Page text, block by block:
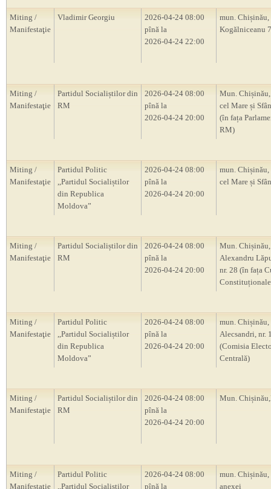
Miting /
Manifestaţie
Vladimir Georgiu
2026-04-24 08:00
pînă la
2026-04-24 22:00
mun. Chișinău,
Kogălniceanu
Miting /
Manifestaţie
Partidul Socialiștilor din
RM
2026-04-24 08:00
pînă la
2026-04-24 20:00
Mun.
cel Mare și
(în fața
RM)
Miting /
Manifestaţie
Partidul Politic
,,Partidul Socialiștilor
din Republica
Moldova”
2026-04-24 08:00
pînă la
2026-04-24 20:00
mun. Chișinău,
cel Mare și
Miting /
Manifestaţie
Partidul Socialiștilor din
RM
2026-04-24 08:00
pînă la
2026-04-24 20:00
Mun. Chișinău,
Alexandru
nr. 28 (în fața
Miting /
Manifestaţie
Partidul Politic
,,Partidul Socialiștilor
din Republica
Moldova”
2026-04-24 08:00
pînă la
2026-04-24 20:00
mun. Chișinău,
Alecsandri, nr.
(Comisia
Centrală)
Miting /
Manifestaţie
Partidul Socialiștilor din
RM
2026-04-24 08:00
pînă la
2026-04-24 20:00
Mun.
Miting /
Manifestaţie
Partidul Politic
,,Partidul Socialiștilor
2026-04-24 08:00
pînă la
mun.
anexei